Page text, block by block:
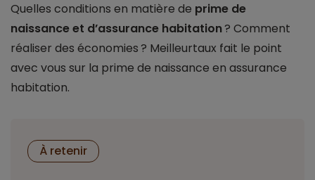
Quelles conditions en matière de prime de
naissance et d’assurance habitation? Comment
réaliser des économies ? Meilleurtaux fait le point
avec vous sur la prime de naissance en assurance
habitation.
À retenir